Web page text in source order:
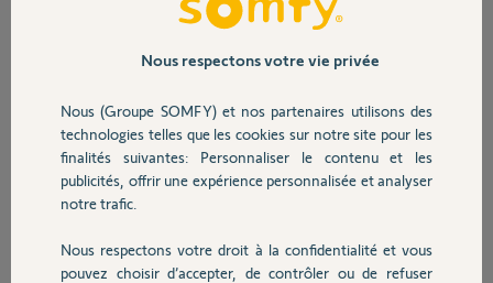
Sécurité
Domotique
Chauffage
Nous avons acheté une maison équipée d'une alarme Evology M'y
compte. Mais lors de l'étape du renseignement des codes SN1 et SN2,
propriétaire a gardé son compte... Comment puis je faire pour régler
Amandine D.
il y a environ 6 ans
Participer au fil de discussion
Nous respectons votre vie privée
Nous (Groupe SOMFY) et nos partenaires utilisons des
technologies telles que les cookies sur notre site pour les
finalités suivantes: Personnaliser le contenu et les
publicités, offrir une expérience personnalisée et analyser
notre trafic.
Nous respectons votre droit à la confidentialité et vous
pouvez choisir d’accepter, de contrôler ou de refuser